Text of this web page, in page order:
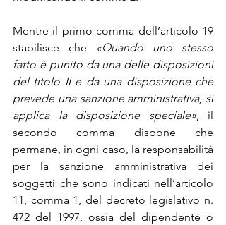
Mentre il primo comma dell’articolo 19
stabilisce che
«Quando uno stesso
fatto è punito da una delle disposizioni
del titolo II e da una disposizione che
prevede una sanzione amministrativa, si
applica la disposizione speciale», il
secondo comma dispone che
permane, in ogni caso, la responsabilità
per la sanzione amministrativa dei
soggetti che sono indicati nell’articolo
11, comma 1, del decreto legislativo n.
472 del 1997, ossia del dipendente o